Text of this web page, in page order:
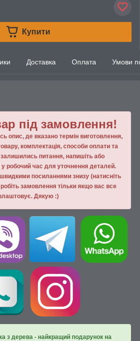
Купити
Доставка Оплата Умови
під замовлення!
опис, де вказано термін виготовлення,
комплектація, способи оплати та
питання, напишiть або
робочий час для уточнення деталей.
посиланнями знизу (натисніть
замовлення тiльки якщо вас все
Дякую :)
з дерева - найкращий подарунок на